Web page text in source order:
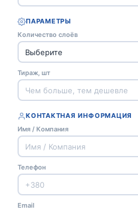
ПАРАМЕТРЫ
Количество слоёв
Тираж, шт
КОНТАКТНАЯ ИНФОРМАЦИЯ
Имя / Компания
Телефон
Email